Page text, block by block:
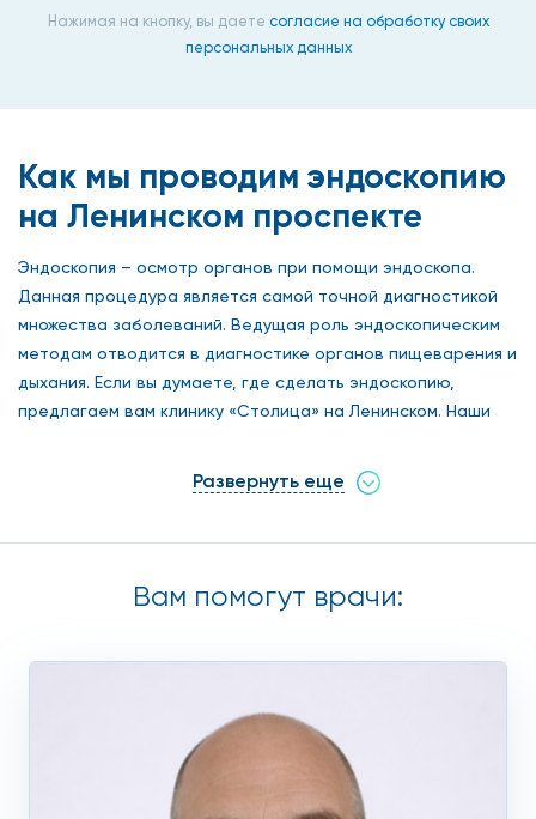
Нажимая на кнопку, вы даете согласие на обработку своих
персональных данных
Как мы проводим эндоскопию
на Ленинском проспекте
Эндоскопия – осмотр органов при помощи эндоскопа.
Данная процедура является самой точной диагностикой
множества заболеваний. Ведущая роль эндоскопическим
методам отводится в диагностике органов пищеварения и
дыхания. Если вы думаете, где сделать эндоскопию,
предлагаем вам клинику «Столица» на Ленинском. Наши
обширным спектром знаний и богатым опытом в области
эндоскопии. Цена на услуги зависит от объема
определенные дни у нас проводятся скидки на процедуры,
поэтому у вас будет возможность пройти эндоскопическое
операторов.
Виды эндоскопии в клинике
«Столица»
Развернуть еще
Вам помогут врачи: